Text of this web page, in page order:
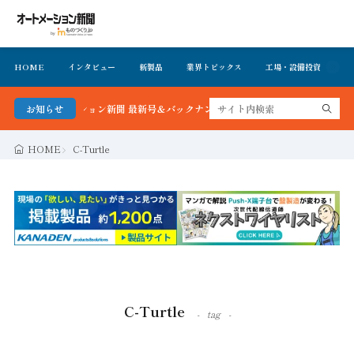
HOME インタビュー 新製品 業界トピックス 工場・設備投資
お知らせ
ートメーション新聞 最新号＆バックナンバーを無料で公開中 詳細はこちら
HOME C-Turtle
C-Turtle tag